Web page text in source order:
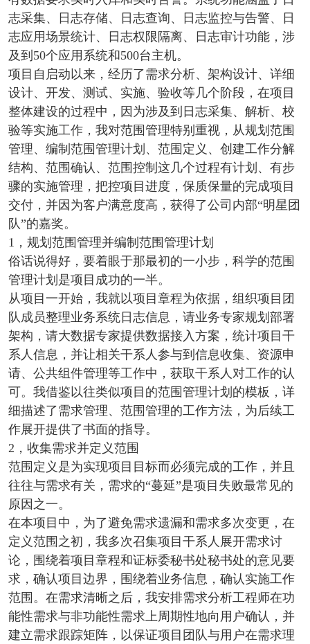
志采集、日志存储、日志查询、日志监控与告警、日
志应用场景统计、日志权限隔离、日志审计功能，涉
及到50个应用系统和500台主机。
项目自启动以来，经历了需求分析、架构设计、详细
设计、开发、测试、实施、验收等几个阶段，在项目
整体建设的过程中，因为涉及到日志采集、解析、校
验等实施工作，我对范围管理特别重视，从规划范围
管理、编制范围管理计划、范围定义、创建工作分解
结构、范围确认、范围控制这几个过程有计划、有步
骤的实施管理，把控项目进度，保质保量的完成项目
交付，并因为客户满意度高，获得了公司内部“明星团
队”的嘉奖。
1，规划范围管理并编制范围管理计划
俗话说得好，要着眼于那最初的一小步，科学的范围
管理计划是项目成功的一半。
从项目一开始，我就以项目章程为依据，组织项目团
队成员整理业务系统日志信息，请业务专家规划部署
架构，请大数据专家提供数据接入方案，统计项目干
系人信息，并让相关干系人参与到信息收集、资源申
请、公共组件管理等工作中，获取干系人对工作的认
可。我借鉴以往类似项目的范围管理计划的模板，详
细描述了需求管理、范围管理的工作方法，为后续工
作展开提供了书面的指导。
2，收集需求并定义范围
范围定义是为实现项目目标而必须完成的工作，并且
往往与需求有关，需求的“蔓延”是项目失败最常见的
原因之一。
在本项目中，为了避免需求遗漏和需求多次变更，在
定义范围之初，我多次召集项目干系人展开需求讨
论，围绕着项目章程和证标委秘书处秘书处的意见要
求，确认项目边界，围绕着业务信息，确认实施工作
范围。在需求清晰之后，我安排需求分析工程师在功
能性需求与非功能性需求上周期性地向用户确认，并
建立需求跟踪矩阵，以保证项目团队与用户在需求理